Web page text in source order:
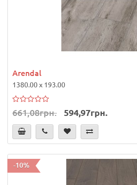
Arendal
1380.00 x 193.00
661,08грн. 594,97грн.
-10%